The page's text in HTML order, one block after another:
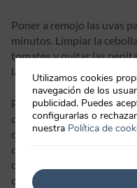
Poner a remojo las uvas
minutos. Limpiar la
tomates y quitar las
las patatas y cortarlas en
Poner a fuego suave una
cuando esté caliente,
cubos. Sofreír y remover
quemen. Cuando el
dejar cocinar 2 minutos
con cuidado de no romper
Utilizamos cookies
navegación de los
publicidad. Puedes
configurarlas o
nuestra Política de